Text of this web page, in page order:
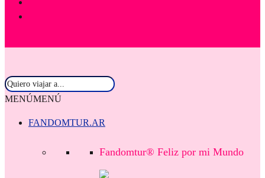
MENÚMENÚ
FANDOMTUR.AR
Fandomtur® Feliz por mi Mundo